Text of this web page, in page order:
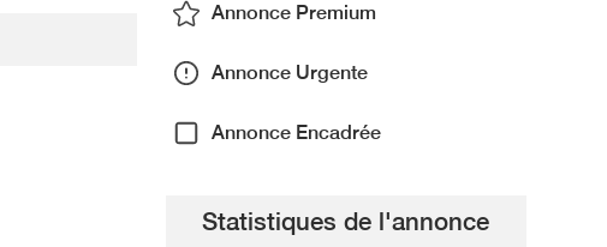
Annonce Premium
Annonce Urgente
Annonce Encadrée
Statistiques de l'annonce